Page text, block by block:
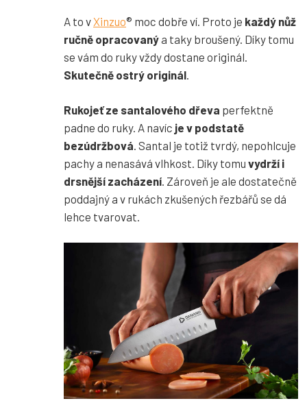
A to vXinzuo® moc dobře ví. Proto je každý nůž
ručně opracovanýa taky broušený. Díky tomu
se vám do ruky vždy dostane originál.
Skutečně ostrý originál.
Rukojeť ze santalového dřeva perfektně
padne do ruky. A navíc je v podstatě
bezúdržbová. Santal je totiž tvrdý, nepohlcuje
pachy a nenasává vlhkost. Díky tomu vydrží i
drsnější zacházení. Zároveň je ale dostatečně
poddajný a v rukách zkušených řezbářů se dá
lehce tvarovat.